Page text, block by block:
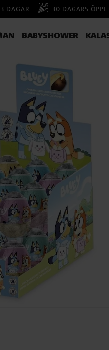
DAGAR 30 DAGARS
BABYSHOWER